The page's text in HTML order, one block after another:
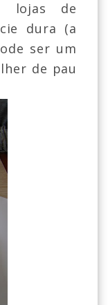
lojas de
dura (a
ser um
de pau